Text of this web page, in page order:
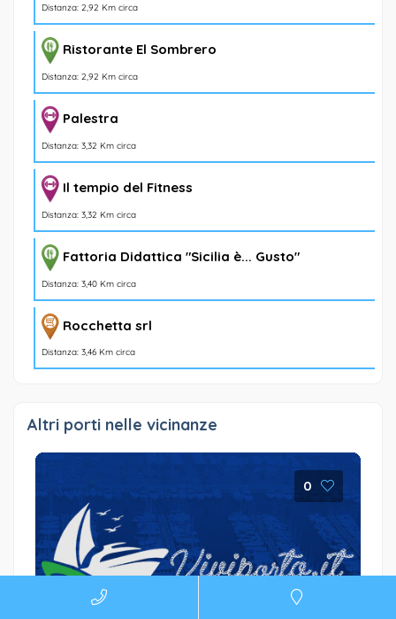
Distanza: 2,92 Km circa
Ristorante El Sombrero
Distanza: 2,92 Km circa
Palestra
Distanza: 3,32 Km circa
Il tempio del Fitness
Distanza: 3,32 Km circa
Fattoria Didattica "Sicilia è... Gusto"
Distanza: 3,40 Km circa
Rocchetta srl
Distanza: 3,46 Km circa
Altri porti nelle vicinanze
0